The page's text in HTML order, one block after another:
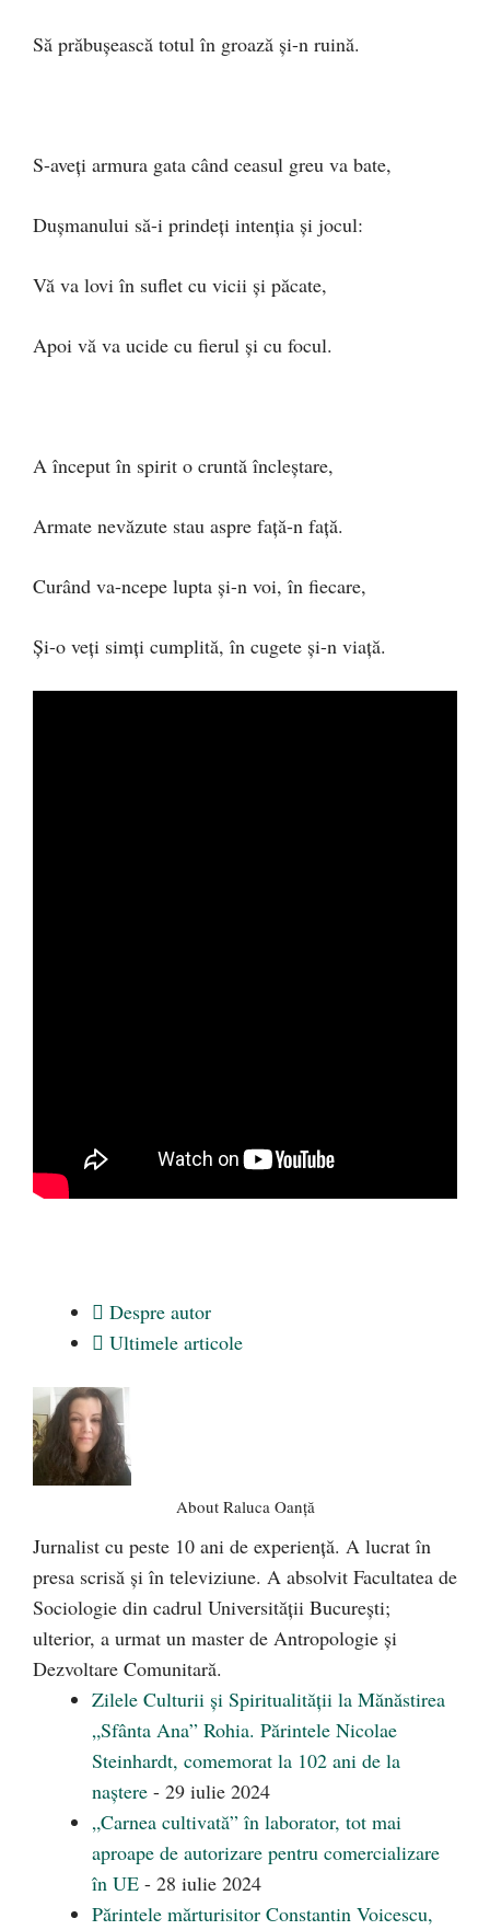
Să prăbușească totul în groază și-n ruină.
S-aveți armura gata când ceasul greu va bate,
Dușmanului să-i prindeți intenția și jocul:
Vă va lovi în suflet cu vicii și păcate,
Apoi vă va ucide cu fierul și cu focul.
A început în spirit o cruntă încleștare,
Armate nevăzute stau aspre față-n față.
Curând va-ncepe lupta și-n voi, în fiecare,
Și-o veți simți cumplită, în cugete și-n viață.
Despre autor
Ultimele articole
About Raluca Oanță
Jurnalist cu peste 10 ani de experiență. A lucrat în
presa scrisă și în televiziune. A absolvit Facultatea de
Sociologie din cadrul Universității București;
ulterior, a urmat un master de Antropologie și
Dezvoltare Comunitară.
Zilele Culturii și Spiritualității la Mănăstirea
„Sfânta Ana” Rohia. Părintele Nicolae
Steinhardt, comemorat la 102 ani de la
naștere - 29 iulie 2024
„Carnea cultivată” în laborator, tot mai
aproape de autorizare pentru comercializare
în UE - 28 iulie 2024
Părintele mărturisitor Constantin Voicescu,